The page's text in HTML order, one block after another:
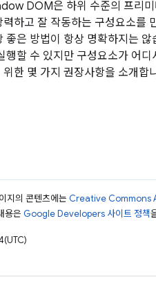
DOM은 하위 수준의 프리
하고 잘 작동하는 구성요소를
좋은 방법이 항상 명확하지는 않
행할 수 있지만 구성요소가 어디
한 몇 가지 권장사항을 소개합
지의 콘텐츠에는 Creative Commons
용은 Google Developers 사이트 정책